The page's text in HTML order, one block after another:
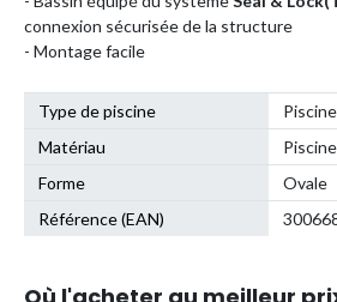
connexion sécurisée de la structure
- Montage facile
Type de piscine
Matériau
Forme
Ovale
Référence (EAN)